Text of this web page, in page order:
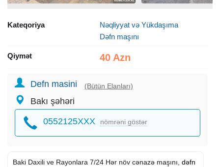
Kateqoriya
Nəqliyyat və Yükdaşıma
Dəfn maşını
Qiymət 40 Azn
Defn masini (Bütün Elanları)
Bakı şəhəri
0552125XXX nömrəni göstər
Baki Daxili ve Rayonlara 7/24 Hər növ cənazə maşını, dəfn